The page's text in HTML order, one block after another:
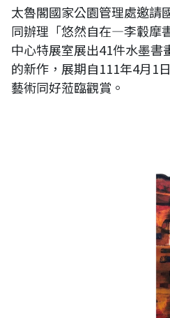
太魯閣國家公園管理處邀請
同辦理「悠然自在—李轂摩
中心特展室展出41件水墨書
的新作，展期自111年4月1
藝術同好蒞臨觀賞。